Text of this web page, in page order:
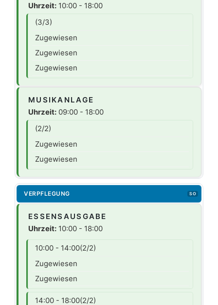
Uhrzeit: 10:00 - 18:00
(3/3)
Zugewiesen
Zugewiesen
Zugewiesen
MUSIKANLAGE
Uhrzeit: 09:00 - 18:00
(2/2)
Zugewiesen
Zugewiesen
VERPFLEGUNG SO
ESSENSAUSGABE
Uhrzeit: 10:00 - 18:00
10:00 - 14:00(2/2)
Zugewiesen
Zugewiesen
14:00 - 18:00(2/2)